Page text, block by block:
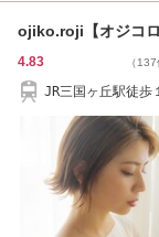
ojiko.roji【オジコロ
4.83 （137
JR三国ヶ丘駅徒